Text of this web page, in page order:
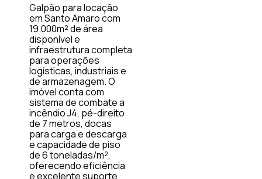
Galpão para locação
em Santo Amaro com
19.000m² de área
disponível e
infraestrutura completa
para operações
logísticas, industriais e
de armazenagem. O
imóvel conta com
sistema de combate a
incêndio J4, pé-direito
de 7 metros, docas
para carga e descarga
e capacidade de piso
de 6 toneladas/m²,
oferecendo eficiência
e excelente suporte